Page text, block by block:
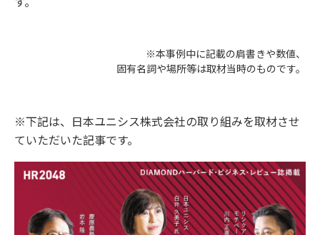
※本事例中に記載の肩書きや数値、
固有名詞や場所等は取材当時のものです。
※下記は、日本ユニシス株式会社の取り組みを取材させ
ていただいた記事です。